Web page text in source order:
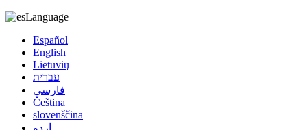
Language
Español
English
Lietuvių
עברית
فارسی
Čeština
slovenščina
اردو